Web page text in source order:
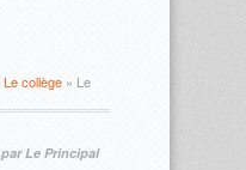
Le collège » Le
par Le Principal